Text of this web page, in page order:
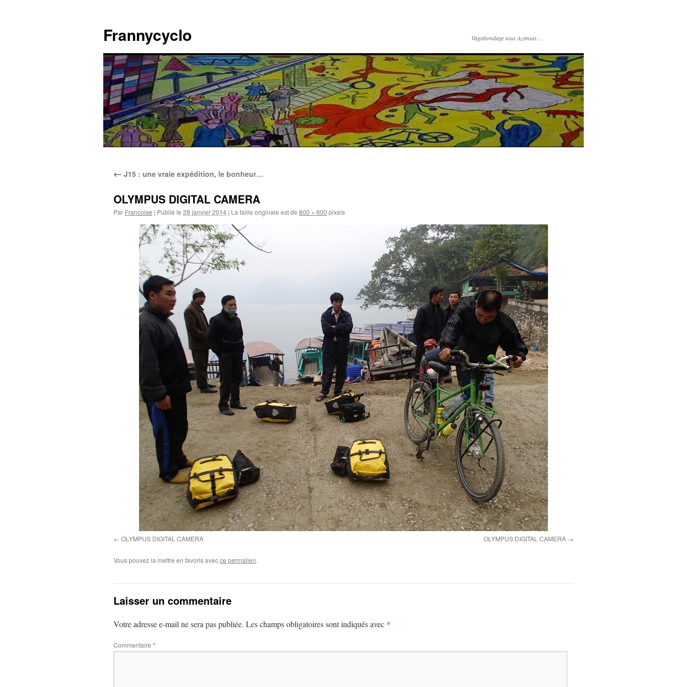
contenu
Frannycyclo Vagabondage tous Azimuts…
← J15 : une vraie expédition, le bonheur…
OLYMPUS DIGITAL CAMERA
Par Francoise | Publié le 28 janvier 2014 | La taille originale est de 800 × 600 pixels
OLYMPUS DIGITAL CAMERA OLYMPUS DIGITAL CAMERA
Vous pouvez la mettre en favoris avecce permalien.
Laisser un commentaire
Votre adresse e-mail ne sera pas publiée. Les champs obligatoires sont indiqués avec *
Commentaire *